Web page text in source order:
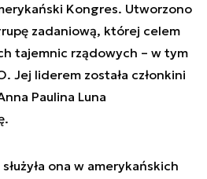
Kongres. Utworzono
zadaniową, której celem
tajemnic rządowych – w tym
Jej liderem została członkini
Paulina Luna
ona w amerykańskich